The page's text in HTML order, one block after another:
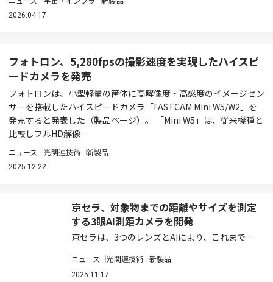
2026.04.17
フォトロン、5,280fpsの撮影速度を実現したハイスピ
ードカメラを発売
フォトロンは、小型軽量の筐体に高解像度・高感度のイメージセン
サーを搭載したハイスピードカメラ「FASTCAM Mini W5/W2」を
発売すると発表した（製品ページ）。 「Mini W5」は、従来機種と
比較しフルHD解像…
ニュース 光関連技術 新製品
2025.12.22
京セラ、対象物までの距離やサイズを測定
する3眼AI測距カメラを開発
京セラは、3つのレンズとAIにより、これまでス
（細線状）の物体や、金属のような反射する物体
などを認識し、その対象物までの距離やサイズを
ニュース 光関連技術 新製品
2025.11.17